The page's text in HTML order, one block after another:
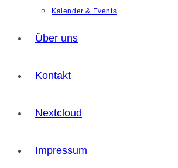
Kalender & Events
Über uns
Kontakt
Nextcloud
Impressum